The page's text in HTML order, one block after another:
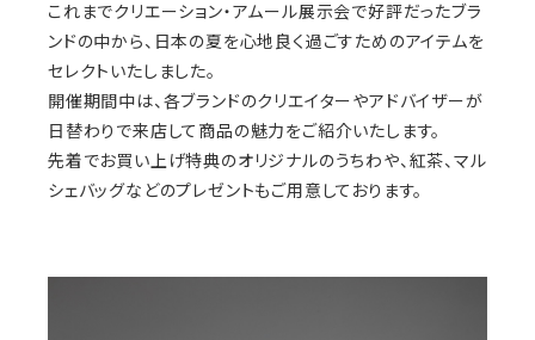
これまでクリエーション・アムール展示会で好評だったブラ
ンドの中から、日本の夏を心地良く過ごすためのアイテムを
セレクトいたしました。
開催期間中は、各ブランドのクリエイターやアドバイザーが
日替わりで来店して商品の魅力をご紹介いたします。
先着でお買い上げ特典のオリジナルのうちわや、紅茶、マル
シェバッグなどのプレゼントもご用意しております。